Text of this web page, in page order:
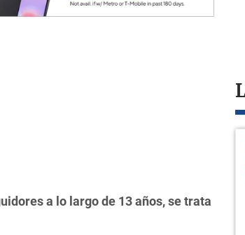
a lo largo de 13 años, se trata